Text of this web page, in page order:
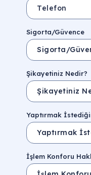
Sigorta/Güvence
Şikayetiniz Nedir?
Yaptırmak
İşlem Konforu